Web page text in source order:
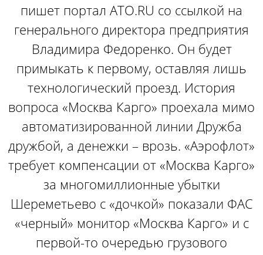
пишет портал ATO.RU со ссылкой на
генерального директора предприятия
Владимира Федоренко. Он будет
примыкать к первому, оставляя лишь
технологический проезд. История
вопроса «Москва Карго» проехала мимо
автоматизированной линии Дружба
дружбой, а денежки – врозь. «Аэрофлот»
требует компенсации от «Москва Карго»
за многомиллионные убытки
Шереметьево с «дочкой» показали ФАС
«черный» монитор «Москва Карго» и с
первой-то очередью грузового